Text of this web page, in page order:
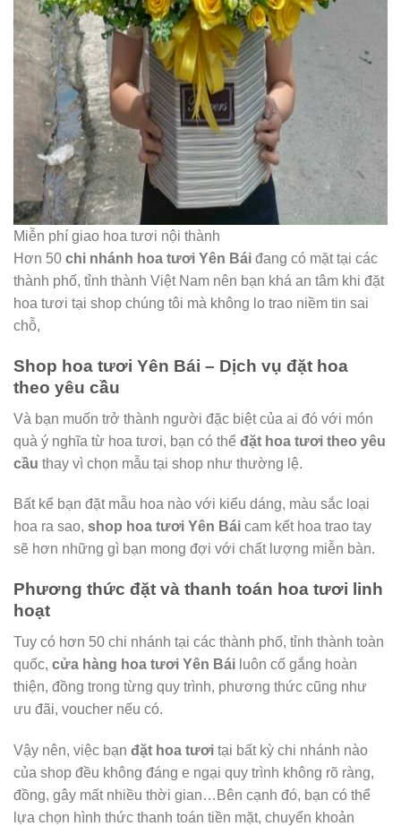
Miễn phí giao hoa tươi nội thành
Hơn 50 chi nhánh hoa tươi Yên Bái đang có mặt tại các
thành phố, tỉnh thành Việt Nam nên bạn khá an tâm khi đặt
hoa tươi tại shop chúng tôi mà không lo trao niềm tin sai
chỗ,
Shop hoa tươi Yên Bái – Dịch vụ đặt hoa
theo yêu cầu
Và bạn muốn trở thành người đặc biệt của ai đó với món
quà ý nghĩa từ hoa tươi, bạn có thể đặt hoa tươi theo yêu
cầu thay vì chọn mẫu tại shop như thường lệ.
Bất kể bạn đặt mẫu hoa nào với kiểu dáng, màu sắc loại
hoa ra sao, shop hoa tươi Yên Bái cam kết hoa trao tay
sẽ hơn những gì bạn mong đợi với chất lượng miễn bàn.
Phương thức đặt và thanh toán hoa tươi linh
hoạt
Tuy có hơn 50 chi nhánh tại các thành phố, tỉnh thành toàn
quốc, cửa hàng hoa tươi Yên Bái luôn cố gắng hoàn
thiện, đồng trong từng quy trình, phương thức cũng như
ưu đãi, voucher nếu có.
Vậy nên, việc bạn đặt hoa tươi tại bất kỳ chi nhánh nào
của shop đều không đáng e ngại quy trình không rõ ràng,
đồng, gây mất nhiều thời gian…Bên cạnh đó, bạn có thể
lựa chọn hình thức thanh toán tiền mặt, chuyển khoản